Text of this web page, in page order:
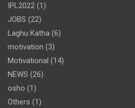
IPL2022 (1)
JOBS (22)
Laghu Katha (6)
motivation (3)
Motivational (14)
NEWS (26)
osho (1)
Others (1)